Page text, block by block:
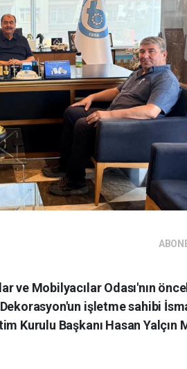
ve Mobilyacılar Odası'nın
işletme sahibi
Kurulu Başkanı Hasan Yalçın